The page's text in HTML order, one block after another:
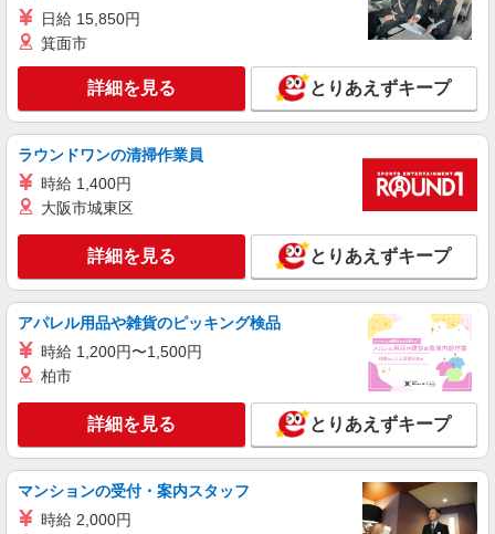
株式会社kotrio /●SI-H-2024131
1.2万〜可！看護助手
時給1600円〜2250円 ＜日払い有/週払い有/交
通費全支給(ガソリン代含む)＞
古河市
キープ 詳細を見る
株式会社トラストグロース 新宿本社 第1営業部
サービス付き高齢者向け住宅での看護師
時給：2000円〜2100円 ※資格や経験などによ
る
キープ 詳細を見る
アルバイト パート 派遣社員
日研トータルソーシング株式会社 メディカルケア事業部/宇都宮オフ
ィス【看護助手】
日給 15,850円
箕面市
詳細を見る とりあえずキープ
ラウンドワンの清掃作業員
時給 1,400円
大阪市城東区
詳細を見る とりあえずキープ
アパレル用品や雑貨のピッキング検品
時給 1,200円〜1,500円
柏市
詳細を見る とりあえずキープ
マンションの受付・案内スタッフ
時給 2,000円